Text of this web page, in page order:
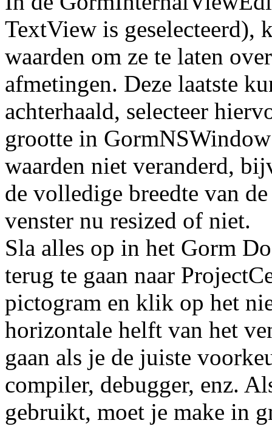
TextView is geselecteerd),
waarden om ze te laten
afmetingen. Deze laatste
achterhaald, selecteer
grootte in
waarden niet veranderd,
de volledige breedte van
venster nu resized of niet.
Sla alles op in het Gorm
terug te gaan naar
pictogram en klik op het
horizontale helft van het
gaan als je de juiste
compiler, debugger, enz.
gebruikt, moet je make in